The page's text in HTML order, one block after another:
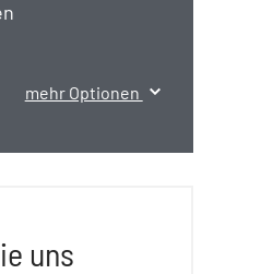
mehr Optionen
uns